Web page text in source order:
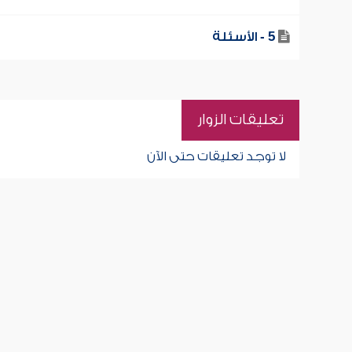
5 - الأسئلة
تعليقات الزوار
لا توجد تعليقات حتى الآن